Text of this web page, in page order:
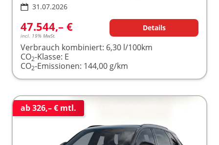
31.07.2026
47.544,– €
incl. 19% MwSt.
Details
Verbrauch kombiniert: 6,30 l/100km
CO2-Klasse: E
CO2-Emissionen: 144,00 g/km
ab 326,– € mtl.